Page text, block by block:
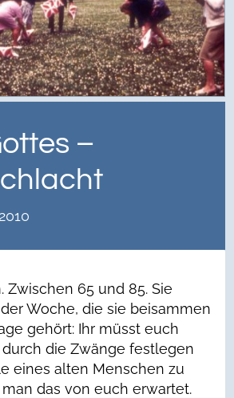
–
Zwischen 65 und 85. Sie
Woche, die sie beisammen
gehört: Ihr müsst euch
die Zwänge festlegen
eines alten Menschen zu
das von euch erwartet.